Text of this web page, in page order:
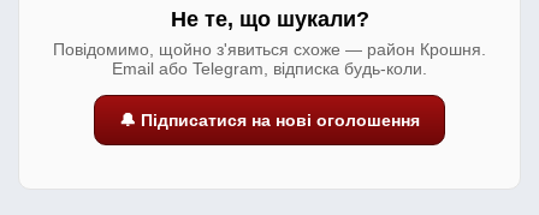
Не те, що шукали?
Повідомимо, щойно з'явиться схоже — район Крошня.
Email або Telegram, відписка будь-коли.
🔔 Підписатися на нові оголошення